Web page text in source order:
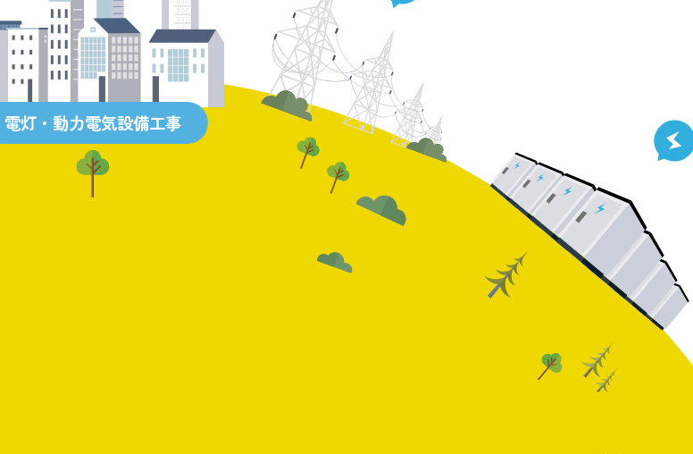
電灯・動力電気設備工事